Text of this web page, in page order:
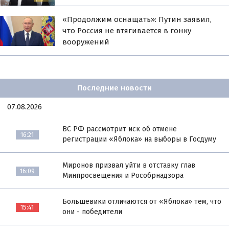
«Продолжим оснащать»: Путин заявил,
что Россия не втягивается в гонку
вооружений
Последние новости
07.08.2026
16:21
ВС РФ рассмотрит иск об отмене
регистрации «Яблока» на выборы в Госдуму
16:09
Миронов призвал уйти в отставку глав
Минпросвещения и Рособрнадзора
15:41
Большевики отличаются от «Яблока» тем, что
они - победители